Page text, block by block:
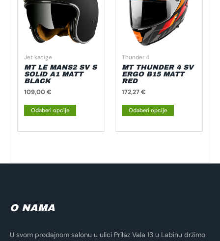
Jet kacige
MT LE MANS2 SV S
SOLID A1 MATT
BLACK
109,00€
Odaberi opcije
više
varijanti.
Opcije
se
na
Thunder 4
MT THUNDER 4 SV
ERGO B15 MATT
RED
172,27€
Odaberi opcije
više
varijanti.
Opcije
na
O NAMA
U svom prodajnom salonu u ulici Prilaz Vala 13 u Labinu držimo